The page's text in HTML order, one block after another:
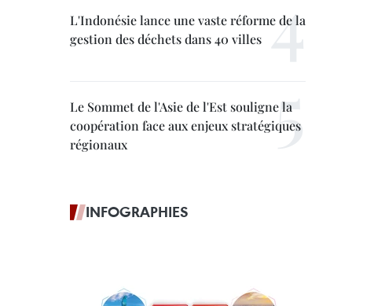
L'Indonésie lance une vaste réforme de la
gestion des déchets dans 40 villes
Le Sommet de l'Asie de l'Est souligne la
coopération face aux enjeux stratégiques
régionaux
INFOGRAPHIES